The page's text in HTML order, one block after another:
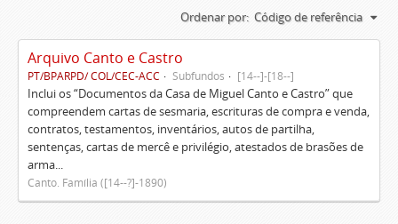
Ordenar por: Código de referência
Arquivo Canto e Castro
PT/BPARPD/ COL/CEC-ACC Subfundos [14--]-[18--]
Inclui os “Documentos da Casa de Miguel Canto e Castro” que
compreendem cartas de sesmaria, escrituras de compra e venda,
contratos, testamentos, inventários, autos de partilha,
sentenças, cartas de mercê e privilégio, atestados de brasões de
arma...
Canto. Família ([14--?]-1890)